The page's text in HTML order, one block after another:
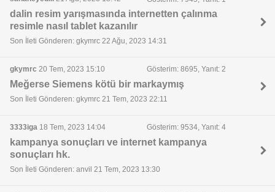
dalin resim yarışmasında internetten çalınma
resimle nasıl tablet kazanılır
Son İleti Gönderen: gkymrc 22 Ağu, 2023 14:31
gkymrc 20 Tem, 2023 15:10 Gösterim: 8695, Yanıt: 2
Meğerse Siemens kötü bir markaymış
Son İleti Gönderen: gkymrc 21 Tem, 2023 22:11
3333iga 18 Tem, 2023 14:04 Gösterim: 9534, Yanıt: 4
kampanya sonuçları ve internet kampanya
sonuçları hk.
Son İleti Gönderen: anvil 21 Tem, 2023 13:30